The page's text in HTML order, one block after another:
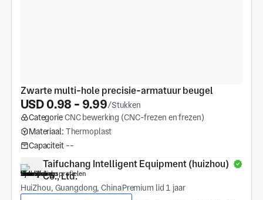
Zwarte multi-hole precisie-armatuur beugel
USD 0.98 - 9.99/Stukken
CategorieCNC bewerking (CNC-frezen en frezen)
Materiaal: Thermoplast
Capaciteit --
Taifuchang Intelligent Equipment (huizhou)
Co., Ltd.
HuiZhou, Guangdong, ChinaPremium lid 1 jaar